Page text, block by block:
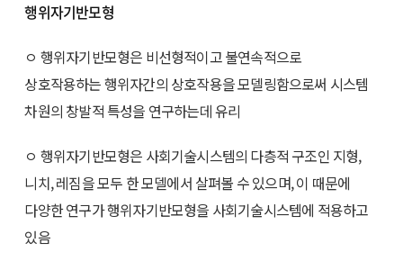
행위자기반모형
ㅇ 행위자기반모형은 비선형적이고 불연속적으로
상호작용하는 행위자간의 상호작용을 모델링함으로써 시스템
차원의 창발적 특성을 연구하는데 유리
ㅇ 행위자기반모형은 사회기술시스템의 다층적 구조인 지형,
니치, 레짐을 모두 한 모델에서 살펴볼 수 있으며, 이 때문에
다양한 연구가 행위자기반모형을 사회기술시스템에 적용하고
있음